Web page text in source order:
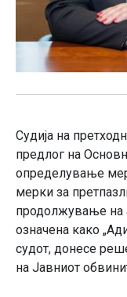
Судија на
предлог на
определување
мерки за
продолжување на
означена како
судот, донесе
на Јавниот